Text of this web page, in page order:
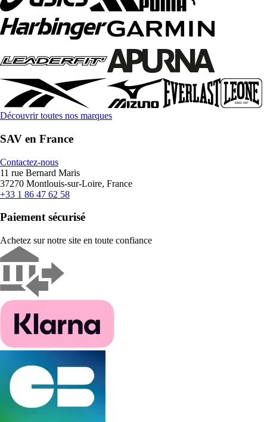
Découvrir toutes nos marques
SAV en France
Contactez-nous
11 rue Bernard Maris
37270 Montlouis-sur-Loire, France
+33 1 86 47 62 58
Paiement sécurisé
Achetez sur notre site en toute confiance